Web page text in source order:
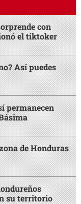
con
el tiktoker
Así puedes
permanecen
de Honduras
su territorio